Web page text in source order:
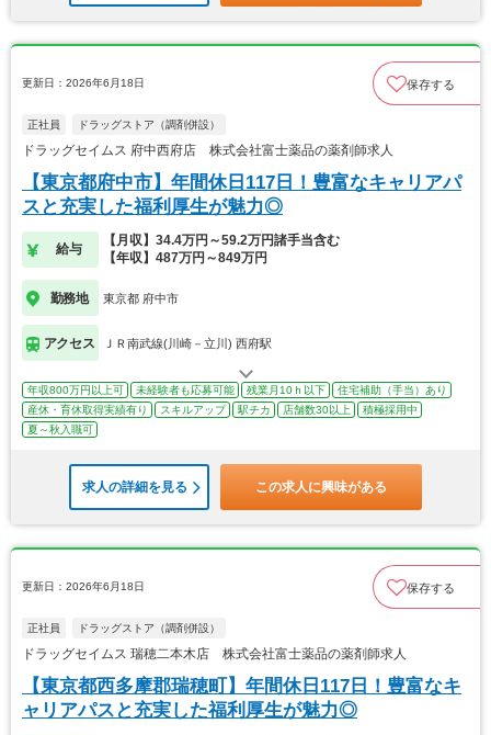
更新日：2026年6月18日 保存する
正社員 ドラッグストア（調剤併設）
ドラッグセイムス 府中西府店 株式会社富士薬品の薬剤師求人
【東京都府中市】年間休日117日！豊富なキャリアパ
スと充実した福利厚生が魅力◎
給与
【月収】34.4万円～59.2万円諸手当含む
【年収】487万円～849万円
勤務地 東京都 府中市
アクセス ＪＲ南武線(川崎－立川) 西府駅
年収800万円以上可 未経験者も応募可能 残業月10ｈ以下
住宅補助（手当）あり
産休・育休取得実績有り
スキルアップ 駅チカ 店舗数30以上
積極採用中
夏～秋入職可
求人の詳細を見る この求人に興味がある
更新日：2026年6月18日 保存する
正社員 ドラッグストア（調剤併設）
ドラッグセイムス 瑞穂二本木店 株式会社富士薬品の薬剤師求人
【東京都西多摩郡瑞穂町】年間休日117日！豊富なキ
ャリアパスと充実した福利厚生が魅力◎